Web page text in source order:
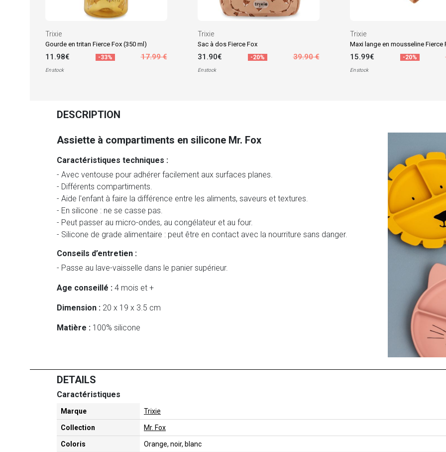
Trixie
Gourde en tritan Fierce Fox (350 ml)
11.98€ -33% 17.99 €
En stock
Trixie
Sac à dos Fierce Fox
31.90€ -20% 39.90 €
En stock
Trixie
15.99€ -20%
En stock
DESCRIPTION
Assiette à compartiments en silicone Mr. Fox
Caractéristiques techniques :
- Avec ventouse pour adhérer facilement aux surfaces planes.
- Différents compartiments.
- Aide l'enfant à faire la différence entre les aliments, saveurs et textures.
- En silicone : ne se casse pas.
- Peut passer au micro-ondes, au congélateur et au four.
- Silicone de grade alimentaire : peut être en contact avec la nourriture sans danger.
Conseils d’entretien :
- Passe au lave-vaisselle dans le panier supérieur.
Age conseillé : 4 mois et +
Dimension : 20 x 19 x 3.5 cm
Matière : 100% silicone
DETAILS
Caractéristiques
Marque Trixie
Collection Mr. Fox
Coloris Orange, noir, blanc